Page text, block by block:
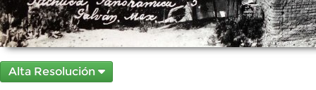
Alta Resolución